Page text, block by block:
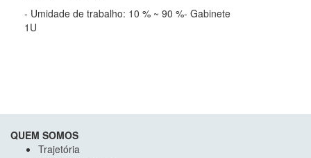
- Umidade de trabalho: 10 % ~ 90 %- Gabinete
1U
QUEM SOMOS
Trajetória